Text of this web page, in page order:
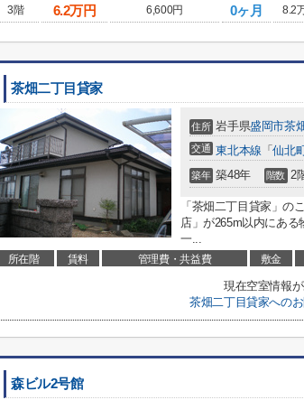
3階
6.2万円 6,600円 0ヶ月 8.2
茶畑二丁目貸家
住所 岩手県盛岡市茶
交通 東北本線 「仙北
築年 築48年 階数 2
「茶畑二丁目貸家」の
店」が265m以内にあ
一...
所在階 賃料 管理費・共益費 敷金
現在空室情報が
茶畑二丁目貸家への
森ビル2号館